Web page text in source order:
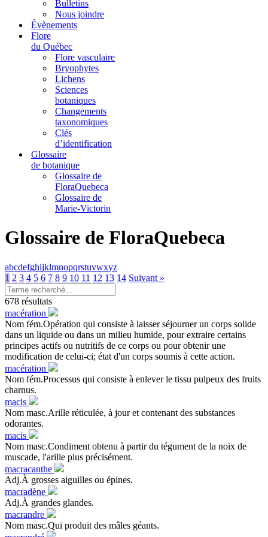
Bulletins
Nous joindre
Évènements
Flore
du Québec
Flore vasculaire
Bryophytes
Lichens
Sciences
botaniques
Changements
taxonomiques
Clés
d’identification
Glossaire
de botanique
Glossaire de
FloraQuebeca
Glossaire de
Marie-Victorin
Glossaire de FloraQuebeca
abcdefghijklmnopqrstuvwxyz
1 2 3 4 5 6 7 8 9 10 11 12 13 14 Suivant »
678 résultats
macération
Nom fém.Opération qui consiste à laisser séjourner un corps solide
dans un liquide ou dans un milieu humide, pour extraire certains
principes actifs ou nutritifs de ce corps ou pour obtenir une
modification de celui-ci; état d'un corps soumis à cette action.
macération
Nom fém.Processus qui consiste à enlever le tissu pulpeux des fruits
charnus.
macis
Nom masc.Arille réticulée, à jour et contenant des substances
odorantes.
macis
Nom masc.Condiment obtenu à partir du tégument de la noix de
muscade, l'arille plus précisément.
macracanthe
Adj.À grosses aiguilles ou épines.
macradène
Adj.À grandes glandes.
macrandre
Nom masc.Qui produit des mâles géants.